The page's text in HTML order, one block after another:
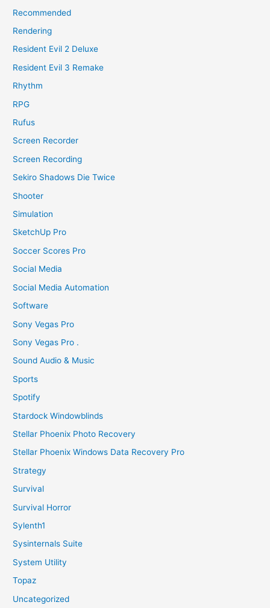
Recommended
Rendering
Resident Evil 2 Deluxe
Resident Evil 3 Remake
Rhythm
RPG
Rufus
Screen Recorder
Screen Recording
Sekiro Shadows Die Twice
Shooter
Simulation
SketchUp Pro
Soccer Scores Pro
Social Media
Social Media Automation
Software
Sony Vegas Pro
Sony Vegas Pro .
Sound Audio & Music
Sports
Spotify
Stardock Windowblinds
Stellar Phoenix Photo Recovery
Stellar Phoenix Windows Data Recovery Pro
Strategy
Survival
Survival Horror
Sylenth1
Sysinternals Suite
System Utility
Topaz
Uncategorized